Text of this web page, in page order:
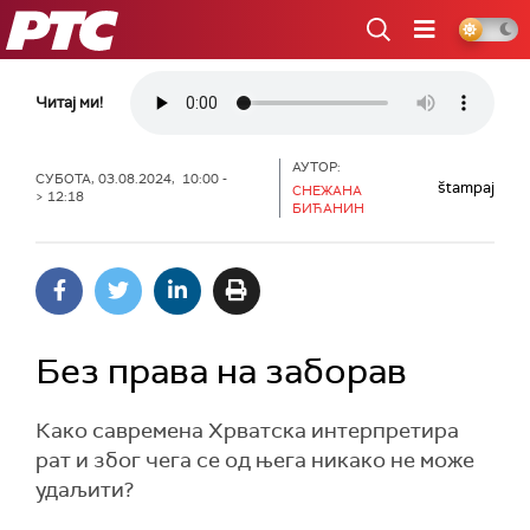
РТС
Читај ми!
СУБОТА, 03.08.2024, 10:00 -
> 12:18
АУТОР:
СНЕЖАНА
БИЋАНИН
štampaj
Без права на заборав
Како савремена Хрватска интерпретира
рат и због чега се од њега никако не може
удаљити?